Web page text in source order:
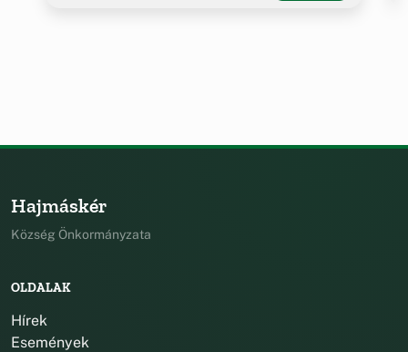
Hajmáskér
Község Önkormányzata
OLDALAK
Hírek
Események